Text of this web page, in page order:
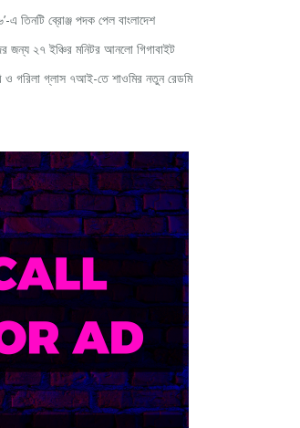
তিনটি ব্রোঞ্জ পদক পেল বাংলাদেশ
জন্য ২৭ ইঞ্চির মনিটর আনলো গিগাবাইট
ও গরিলা গ্লাস ৭আই-তে শাওমির নতুন রেডমি